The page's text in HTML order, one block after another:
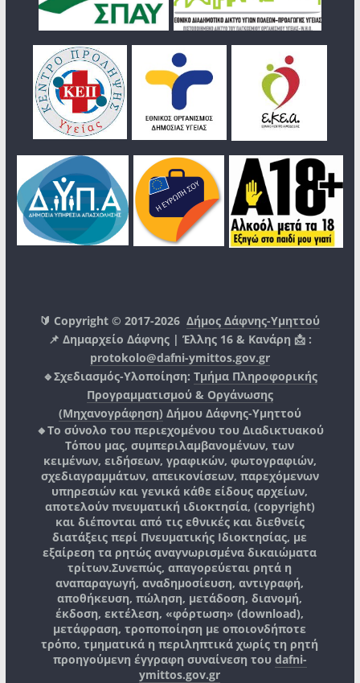
🔰 Copyright © 2017-2026Δήμος Δάφνης-Υμηττού
📌 Δημαρχείο Δάφνης | Έλλης 16 & Κανάρη 📩 :
protokolo@dafni-ymittos.gov.gr
🔹Σχεδιασμός-Υλοποίηση: Τμήμα Πληροφορικής
Προγραμματισμού & Οργάνωσης
(Μηχανογράφηση) Δήμου Δάφνης-Υμηττού
🔸Το σύνολο του περιεχομένου του Διαδικτυακού
Τόπου μας, συμπεριλαμβανομένων, των
κειμένων, ειδήσεων, γραφικών, φωτογραφιών,
σχεδιαγραμμάτων, απεικονίσεων, παρεχόμενων
υπηρεσιών και γενικά κάθε είδους αρχείων,
αποτελούν πνευματική ιδιοκτησία, (copyright)
και διέπονται από τις εθνικές και διεθνείς
διατάξεις περί Πνευματικής Ιδιοκτησίας, με
εξαίρεση τα ρητώς αναγνωρισμένα δικαιώματα
τρίτων.Συνεπώς, απαγορεύεται ρητά η
αναπαραγωγή, αναδημοσίευση, αντιγραφή,
αποθήκευση, πώληση, μετάδοση, διανομή,
έκδοση, εκτέλεση, «φόρτωση» (download),
μετάφραση, τροποποίηση με οποιονδήποτε
τρόπο, τμηματικά η περιληπτικά χωρίς τη ρητή
προηγούμενη έγγραφη συναίνεση του dafni-
ymittos.gov.gr